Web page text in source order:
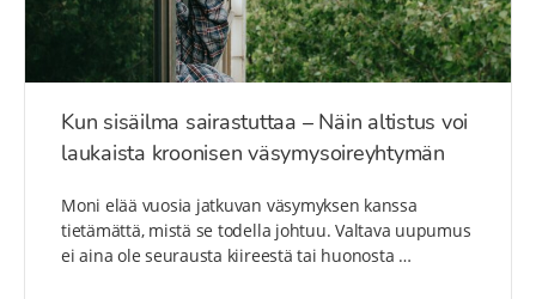
Kun sisäilma sairastuttaa – Näin altistus voi
laukaista kroonisen väsymysoireyhtymän
Moni elää vuosia jatkuvan väsymyksen kanssa
tietämättä, mistä se todella johtuu. Valtava uupumus
ei aina ole seurausta kiireestä tai huonosta …